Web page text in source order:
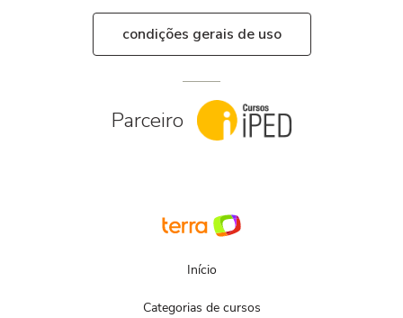
condições gerais de uso
Parceiro
Início
Categorias de cursos